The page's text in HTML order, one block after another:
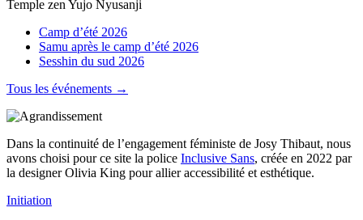
Temple zen Yujo Nyusanji
Camp d’été 2026
Samu après le camp d’été 2026
Sesshin du sud 2026
Tous les événements →
Dans la continuité de l’engagement féministe de Josy Thibaut, nous
avons choisi pour ce site la police Inclusive Sans, créée en 2022 par
la designer Olivia King pour allier accessibilité et esthétique.
Initiation